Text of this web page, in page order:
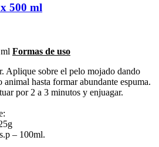
500 ml
Formas de uso
Aplique sobre el pelo mojado dando
animal hasta formar abundante espuma.
por 2 a 3 minutos y enjuagar.
– 100ml.